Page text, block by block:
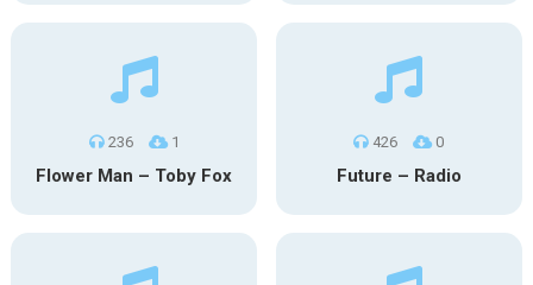
236 1
Flower Man – Toby Fox
426 0
Future – Radio